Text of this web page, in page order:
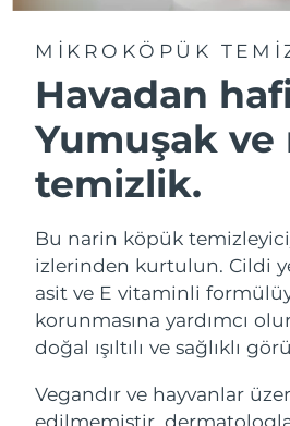
MIKROKÖPÜK
Havadan
Yumuşak ve
temizlik.
Bu narin köpük
izlerinden kurtulun. Cildi
asit ve E vitaminli
korunmasına yardımcı
doğal ışıltılı ve sağlıklı
Vegandır ve hayvanlar
edilmemiştir,